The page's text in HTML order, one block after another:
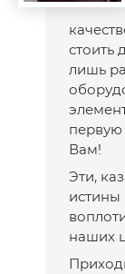
стоить
лишь
первую
Вам!
Эти,
истины
наших